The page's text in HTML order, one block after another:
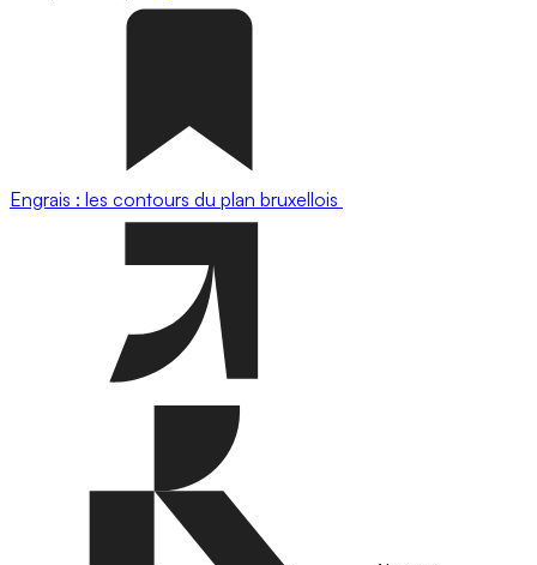
Engrais : les contours du plan bruxellois